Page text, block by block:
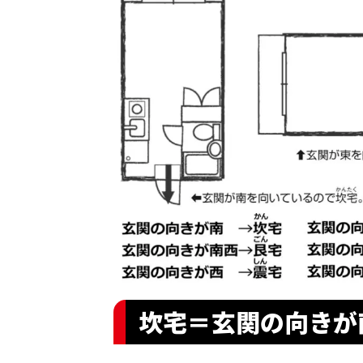
坎宅＝玄関の向き